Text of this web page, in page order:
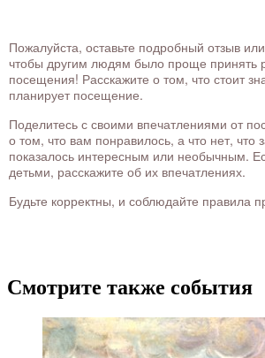
Пожалуйста, оставьте подробный отзыв
чтобы другим людям было проще принять
посещения! Расскажите о том, что стоит
планирует посещение.
Поделитесь с своими впечатлениями от
о том, что вам понравилось, а что нет, что
показалось интересным или необычным.
детьми, расскажите об их впечатлениях.
Будьте корректны, и соблюдайте правила
Смотрите также события